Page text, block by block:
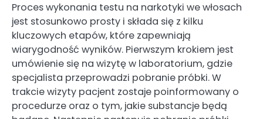
Proces wykonania testu na narkotyki we włosach
jest stosunkowo prosty i składa się z kilku
kluczowych etapów, które zapewniają
wiarygodność wyników. Pierwszym krokiem jest
umówienie się na wizytę w laboratorium, gdzie
specjalista przeprowadzi pobranie próbki. W
trakcie wizyty pacjent zostaje poinformowany o
procedurze oraz o tym, jakie substancje będą